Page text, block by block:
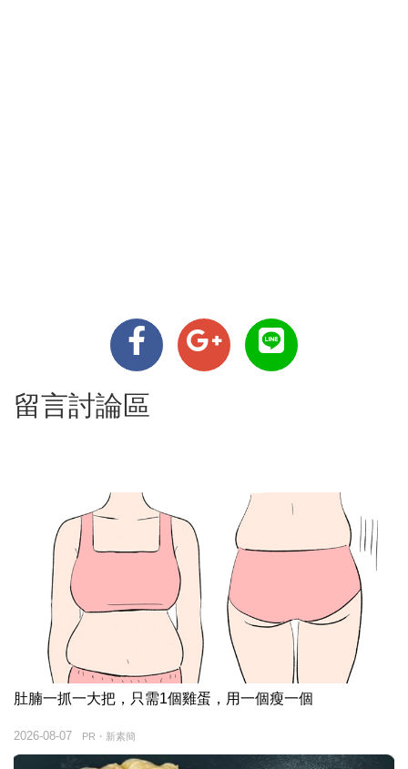
留言討論區
肚腩一抓一大把，只需1個雞蛋，用一個瘦一個
PR・新素簡
2026-08-07